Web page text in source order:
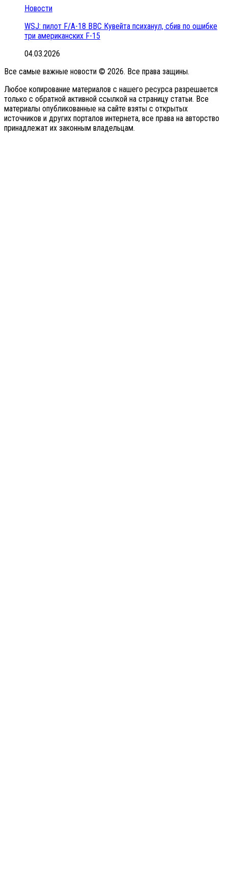
Новости
WSJ: пилот F/A-18 ВВС Кувейта психанул, сбив по ошибке
три американских F-15
04.03.2026
Все самые важные новости © 2026. Все права защины.
Любое копирование материалов с нашего ресурса разрешается
только с обратной активной ссылкой на страницу статьи. Все
материалы опубликованные на сайте взяты с открытых
источников и других порталов интернета, все права на авторство
принадлежат их законным владельцам.